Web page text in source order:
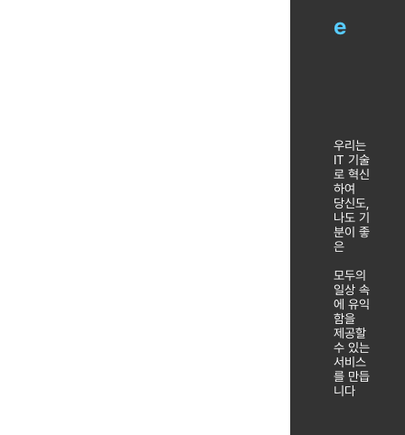
e
우리는
IT 기술
로 혁신
하여
당신도,
나도 기
분이 좋
은
모두의
일상 속
에 유익
함을
제공할
수 있는
서비스
를 만듭
니다